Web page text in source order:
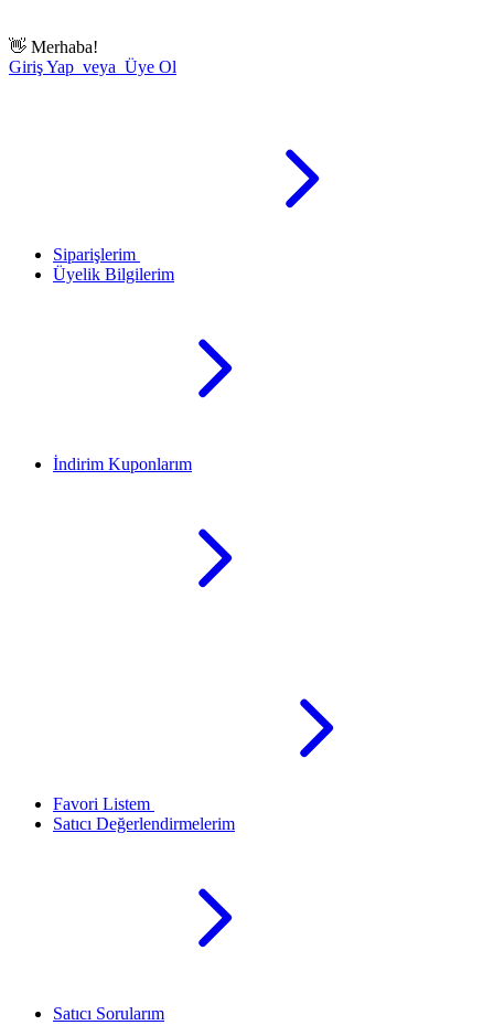
👋 Merhaba!
Giriş Yap veya Üye Ol
Siparişlerim
Üyelik Bilgilerim
İndirim Kuponlarım
Favori Listem
Satıcı Değerlendirmelerim
Satıcı Sorularım